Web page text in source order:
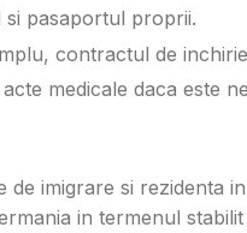
pasaportul proprii.
contractul de
medicale daca este
imigrare si rezidenta
in termenul